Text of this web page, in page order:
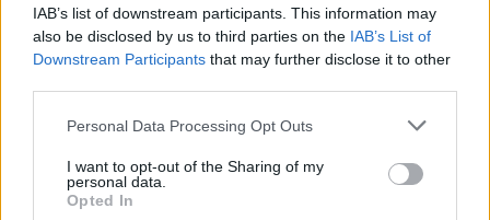
IAB’s list of downstream participants. This information may
also be disclosed by us to third parties on the IAB’s List of
Downstream Participants that may further disclose it to other
Please note that this website/app uses one or more Google
not limited to your visit or usage behaviour. You may click to
grant or deny consent to Google and its third-party tags to
use your data for below specified purposes in below Google
Personal Data Processing Opt Outs
I want to opt-out of the Sharing of my
personal data.
Opted In
Quartararo tudomása szerint
„99 százalék”, hogy jövőre a
V4-es blokkot fogja
használni a Yamaha
Hivatalos: kórházba viszik az
első szabadedzésen nagyot
bukó Raúl Fernándezt